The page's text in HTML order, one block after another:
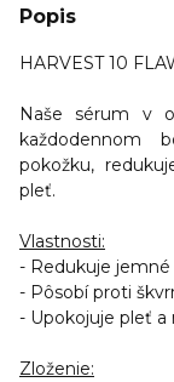
Popis
HARVEST 10
Naše sérum v
každodennom
pokožku,
pleť.
Vlastnosti:
- Redukuje jemné
- Pôsobí proti
- Upokojuje pleť a
Zloženie: